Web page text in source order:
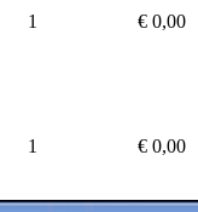
1 € 0,00
1 € 0,00